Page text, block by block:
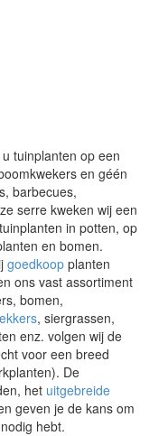
tuinplanten op een
en géén
barbecues,
serre kweken wij een
in potten, op
en bomen.
goedkoop planten
ons vast assortiment
bomen,
, siergrassen,
enz. volgen wij de
voor een breed
De
het uitgebreide
geven je de kans om
hebt.